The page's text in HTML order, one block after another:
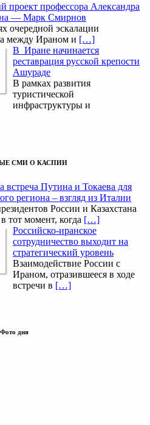
проект профессора Александра
— Марк Смирнов
очередной эскалации
между Ираном и […]
В Иране начинается
реставрация русской крепости
Ашураде
В рамках развития
туристической
инфраструктуры и
СМИ О КАСПИИ
встреча Путина и Токаева для
региона – взгляд из Италии
России и Казахстана
тот момент, когда […]
Российско-иранское
сотрудничество выходит на
стратегический уровень
Взаимодействие России с
Ираном, отразившееся в ходе
встречи в […]
Фото дня